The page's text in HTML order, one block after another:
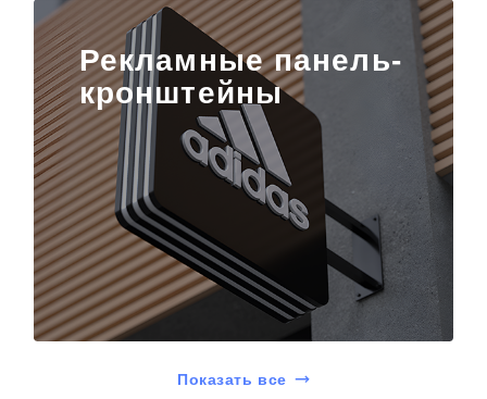
Рекламные панель-
кронштейны
Показать все